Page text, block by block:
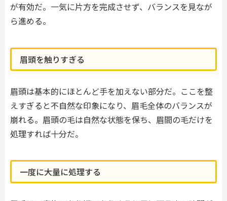
が有効だ。一気に片方を完成させず、バランスを見なが
ら進める。
眉頭を触りすぎる
眉頭は基本的にほとんど手を加えない部分だ。ここを整
えすぎると不自然な印象になり、眉毛全体のバランスが
崩れる。眉頭の毛は自然な状態を保ち、眉間の毛だけを
処理すれば十分だ。
一度に大量に処理する